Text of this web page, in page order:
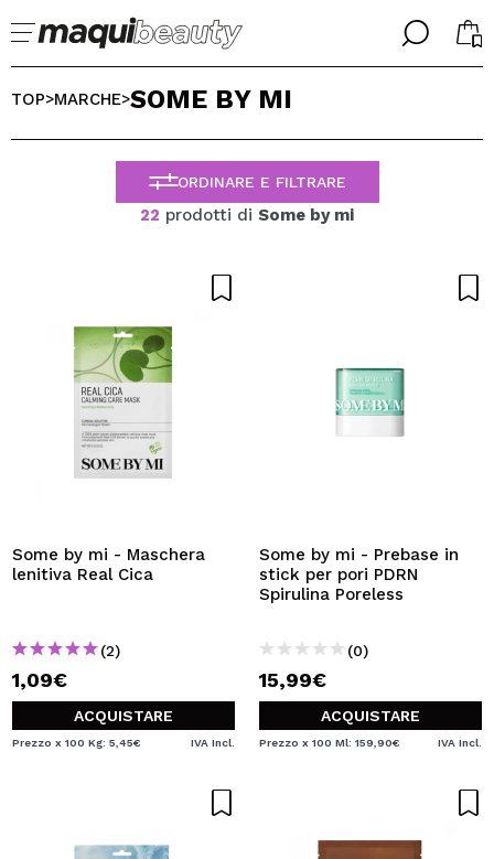
╳
BENVENUTO!
Non ho un account qui
Creando un account su Maquibeauty.it potrai fare i tuoi
acquisti velocemente, controllare lo stato dei tuoi ordini e
consultare le tue operazioni precedenti.
CREARE UN ACCOUNT
╳
SELEZIONA LA TUA LINGUA
ITALIANO
ESPAÑOL
ENGLISH
PORTUGUESE
TOP>MARCHE>SOME BY MI
ORDINARE E FILTRARE
22 prodotti di Some by mi
Some by mi - Maschera
lenitiva Real Cica
(2)
1,09€
ACQUISTARE
Prezzo x 100 Kg: 5,45€ IVA Incl.
Some by mi - Prebase in
stick per pori PDRN
Spirulina Poreless
(0)
15,99€
ACQUISTARE
Prezzo x 100 Ml: 159,90€ IVA Incl.